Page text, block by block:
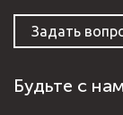
Задать
Будьте с